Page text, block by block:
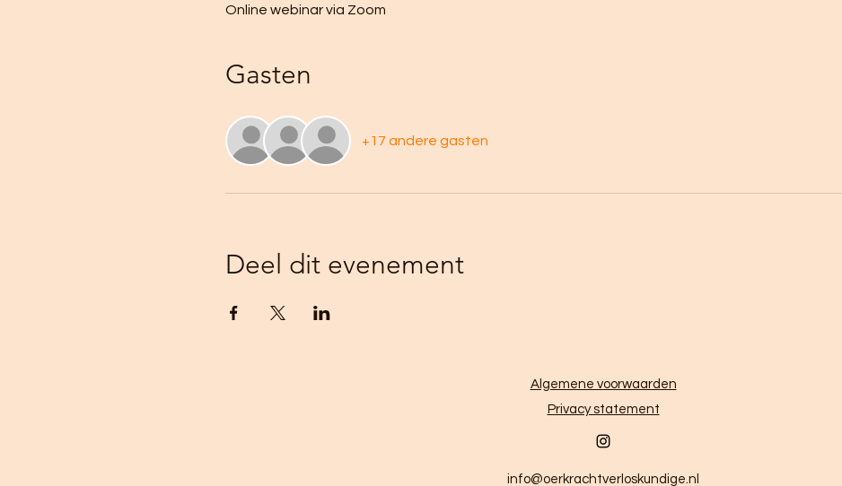
Online webinar via Zoom
Gasten
+17 andere gasten
Deel dit evenement
Algemene voorwaarden
Privacy statement
info@oerkrachtverloskundige.nl